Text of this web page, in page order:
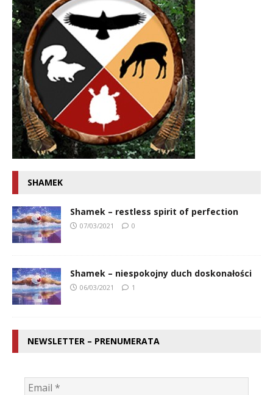
SHAMEK
Shamek – restless spirit of perfection
07/03/2021 0
Shamek – niespokojny duch doskonałości
06/03/2021 1
NEWSLETTER – PRENUMERATA